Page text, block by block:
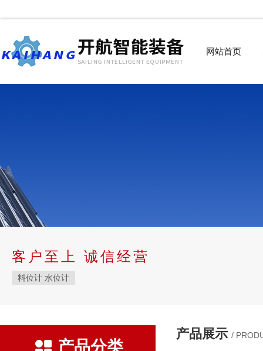
网站首页
客户至上 诚信经营
料位计 水位计
产品分类
产品展示 /